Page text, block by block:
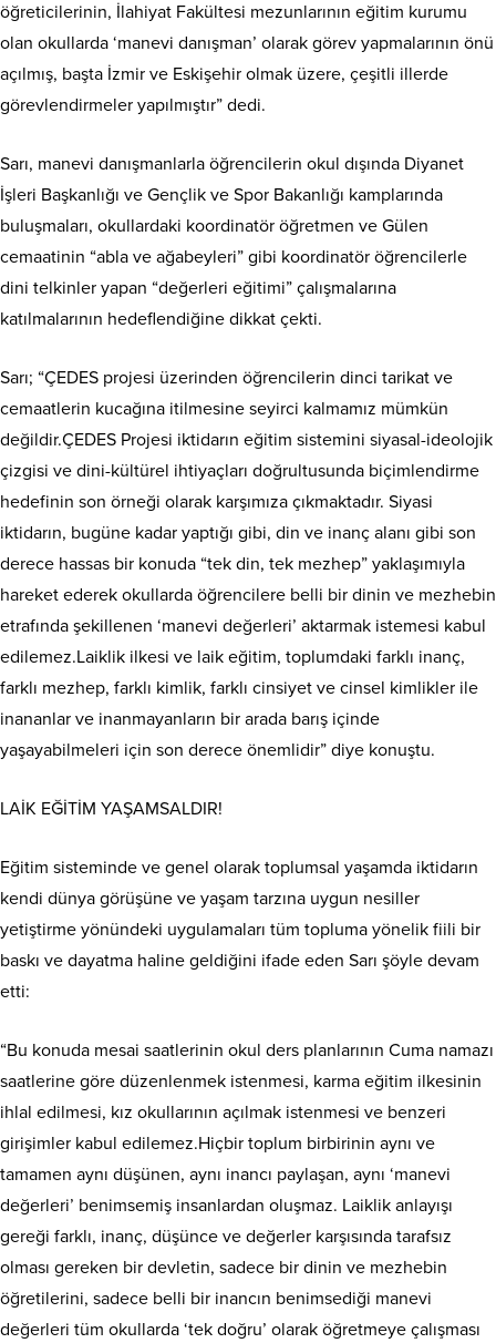
öğreticilerinin, İlahiyat Fakültesi mezunlarının eğitim kurumu
olan okullarda ‘manevi danışman’ olarak görev yapmalarının önü
açılmış, başta İzmir ve Eskişehir olmak üzere, çeşitli illerde
görevlendirmeler yapılmıştır” dedi.
Sarı, manevi danışmanlarla öğrencilerin okul dışında Diyanet
İşleri Başkanlığı ve Gençlik ve Spor Bakanlığı kamplarında
buluşmaları, okullardaki koordinatör öğretmen ve Gülen
cemaatinin “abla ve ağabeyleri” gibi koordinatör öğrencilerle
dini telkinler yapan “değerleri eğitimi” çalışmalarına
katılmalarının hedeflendiğine dikkat çekti.
Sarı; “ÇEDES projesi üzerinden öğrencilerin dinci tarikat ve
cemaatlerin kucağına itilmesine seyirci kalmamız mümkün
değildir.ÇEDES Projesi iktidarın eğitim sistemini siyasal-ideolojik
çizgisi ve dini-kültürel ihtiyaçları doğrultusunda biçimlendirme
hedefinin son örneği olarak karşımıza çıkmaktadır. Siyasi
iktidarın, bugüne kadar yaptığı gibi, din ve inanç alanı gibi son
derece hassas bir konuda “tek din, tek mezhep” yaklaşımıyla
hareket ederek okullarda öğrencilere belli bir dinin ve mezhebin
etrafında şekillenen ‘manevi değerleri’ aktarmak istemesi kabul
edilemez.Laiklik ilkesi ve laik eğitim, toplumdaki farklı inanç,
farklı mezhep, farklı kimlik, farklı cinsiyet ve cinsel kimlikler ile
inananlar ve inanmayanların bir arada barış içinde
yaşayabilmeleri için son derece önemlidir” diye konuştu.
LAİK EĞİTİM YAŞAMSALDIR!
Eğitim sisteminde ve genel olarak toplumsal yaşamda iktidarın
kendi dünya görüşüne ve yaşam tarzına uygun nesiller
yetiştirme yönündeki uygulamaları tüm topluma yönelik fiili bir
baskı ve dayatma haline geldiğini ifade eden Sarı şöyle devam
etti:
“Bu konuda mesai saatlerinin okul ders planlarının Cuma namazı
saatlerine göre düzenlenmek istenmesi, karma eğitim ilkesinin
ihlal edilmesi, kız okullarının açılmak istenmesi ve benzeri
girişimler kabul edilemez.Hiçbir toplum birbirinin aynı ve
tamamen aynı düşünen, aynı inancı paylaşan, aynı ‘manevi
değerleri’ benimsemiş insanlardan oluşmaz. Laiklik anlayışı
gereği farklı, inanç, düşünce ve değerler karşısında tarafsız
olması gereken bir devletin, sadece bir dinin ve mezhebin
öğretilerini, sadece belli bir inancın benimsediği manevi
değerleri tüm okullarda ‘tek doğru’ olarak öğretmeye çalışması